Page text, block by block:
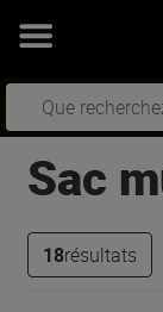
Sac
18résultats